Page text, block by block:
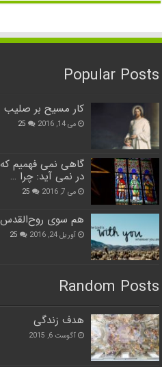
Popular Posts
کار مسیح بر صلیب
می 14, 2016 25
گاهی نمی فهمیم
در نمی آید: چرا …
می 7, 2016 25
هم سوی روح‌القدس
آوریل 24, 2016 25
Random Posts
هدف زندگی
آگوست 6, 2015